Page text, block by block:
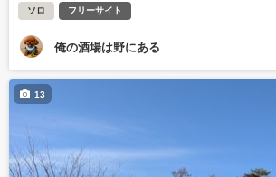
ソロ フリーサイト
俺の酒場は野にある
13